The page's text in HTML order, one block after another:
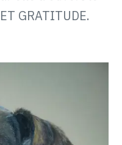
GRATITUDE.